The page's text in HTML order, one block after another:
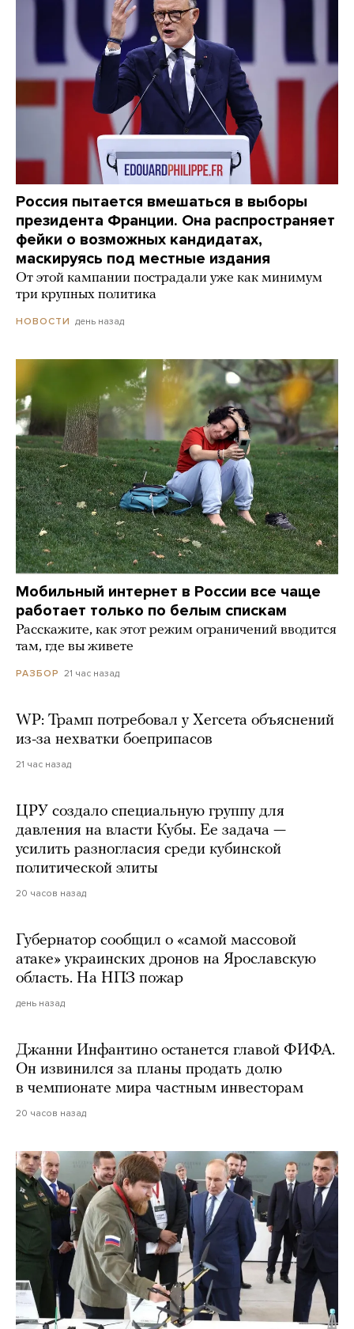
Россия пытается вмешаться в выборы
президента Франции. Она распространяет
фейки о возможных кандидатах,
маскируясь под местные издания
От этой кампании пострадали уже как минимум
три крупных политика
НОВОСТИ день назад
Мобильный интернет в России все чаще
работает только по белым спискам
Расскажите, как этот режим ограничений вводится
там, где вы живете
РАЗБОР 21 час назад
WP: Трамп потребовал у Хегсета объяснений
из-за нехватки боеприпасов
21 час назад
ЦРУ создало специальную группу для
давления на власти Кубы. Ее задача —
усилить разногласия среди кубинской
политической элиты
20 часов назад
Губернатор сообщил о «самой массовой
атаке» украинских дронов на Ярославскую
область. На НПЗ пожар
день назад
Джанни Инфантино останется главой ФИФА.
Он извинился за планы продать долю
в чемпионате мира частным инвесторам
20 часов назад